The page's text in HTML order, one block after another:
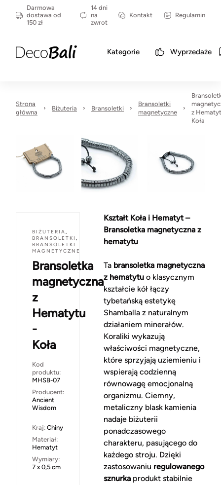
Darmowa
dostawa od
150 zł
14 dni
na
zwrot
Kontakt Regulamin
Kategorie Wyprzedaże
Strona
główna
Biżuteria Bransoletki
Bransoletki
magnetyczne
z
Koła
BIŻUTERIA,
BRANSOLETKI ,
BRANSOLETKI
MAGNETYCZNE
Bransoletka
magnetyczna
z
Hematytu
-
Koła
Kod
produktu:
MHSB-07
Producent:
Ancient
Wisdom
Kraj: Chiny
Materiał:
Hematyt
Wymiary:
7 x 0,5 cm
Kształt Koła i Hematyt –
Bransoletka magnetyczna z
hematytu
Ta bransoletka magnetyczna
z hematytuo klasycznym
kształcie kół łączy
tybetańską estetykę
Shamballa z naturalnym
działaniem minerałów.
Koraliki wykazują
właściwości magnetyczne,
które sprzyjają uziemieniu i
wspierają codzienną
równowagę emocjonalną
organizmu. Ciemny,
metaliczny blask kamienia
nadaje biżuterii
ponadczasowego
charakteru, pasującego do
każdego stroju. Dzięki
zastosowaniu regulowanego
sznurkaprodukt stabilnie